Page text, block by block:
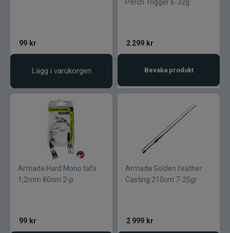
99 kr
Lägg i varukorgen
Perch Trigger 6-32g
2 299 kr
Bevaka produkt
Armada Hard Mono tafs
1,2mm 80cm 2-p
99 kr
Armada Golden feather
Casting 210cm 7-25gr
2 999 kr